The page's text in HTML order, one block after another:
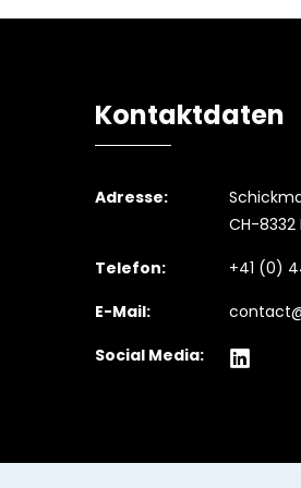
Kontaktdaten
Adresse:
CH-8332
Telefon:
+41 (0)
E-Mail:
Social Media: